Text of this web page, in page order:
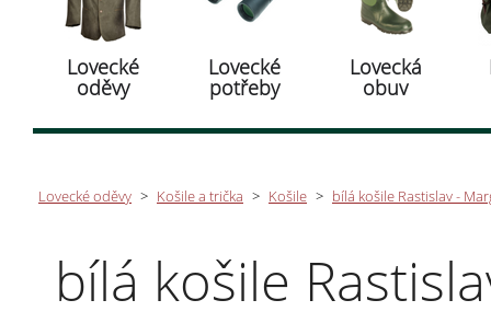
Lovecké
oděvy
Lovecké
potřeby
Lovecká
obuv
Lovecké oděvy > Košile a trička > Košile > bílá košile Rastislav -
bílá košile